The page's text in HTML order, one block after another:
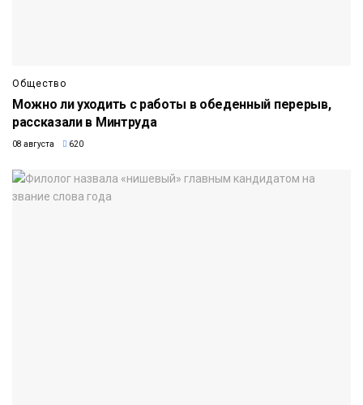
Общество
Можно ли уходить с работы в обеденный перерыв,
рассказали в Минтруда
08 августа 620